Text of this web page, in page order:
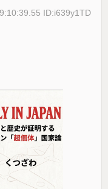
ID:i639y1TD